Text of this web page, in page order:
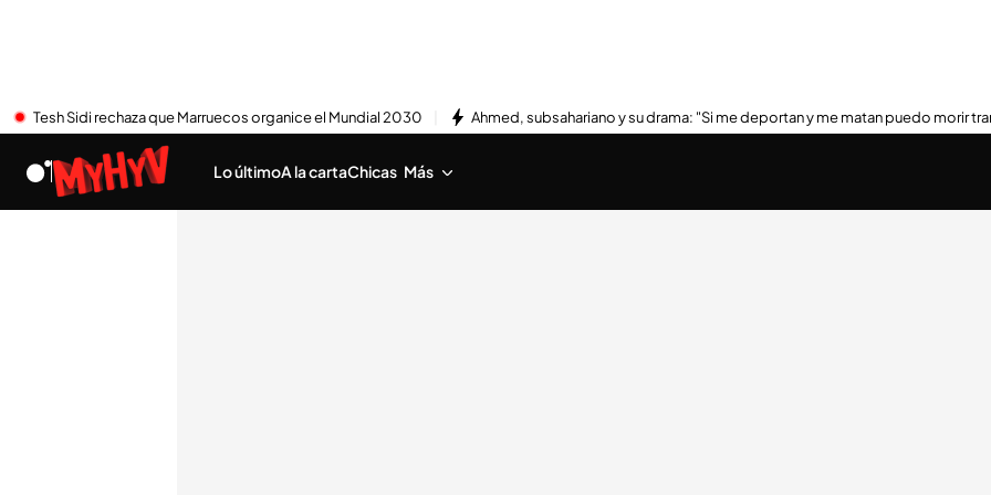
Tesh Sidi rechaza que Marruecos organice el Mundial 2030 Ahmed, subsahariano y su drama: "Si me deportan y me matan puedo morir
Lo últimoA la cartaChicas Más